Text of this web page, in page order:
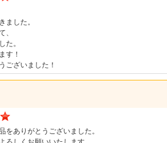
ました。
、
た。
す！
ございました！
をありがとうございました。